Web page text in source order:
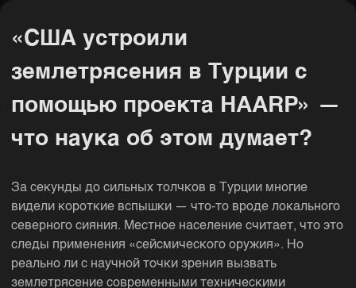
«США устроили
землетрясения в Турции с
помощью проекта HAARP» —
что наука об этом думает?
За секунды до сильных толчков в Турции многие
видели короткие вспышки — что-то вроде локального
северного сияния. Местное население считает, что это
следы применения «сейсмического оружия». Но
реально ли с научной точки зрения вызвать
землетрясение современными техническими